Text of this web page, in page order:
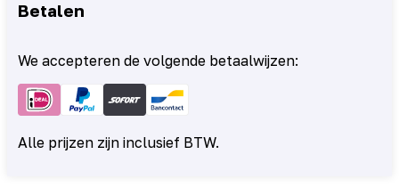
Betalen
We accepteren de volgende betaalwijzen:
Alle prijzen zijn inclusief BTW.